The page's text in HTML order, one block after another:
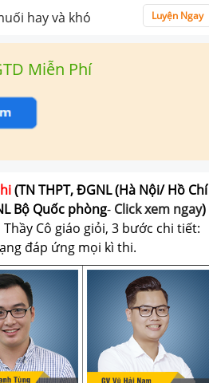
hay và khó
Luyện Ngay
Miễn Phí
(TN THPT, ĐGNL (Hà Nội/ Hồ Chí
Bộ Quốc phòng- Click xem ngay)
Cô giáo giỏi, 3 bước chi tiết:
đáp ứng mọi kì thi.